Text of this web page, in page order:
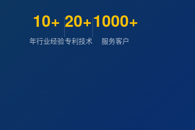
10+
年行业经验
20+
专利技术
1000+
服务客户